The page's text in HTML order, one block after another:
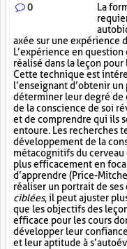
0 La
axée sur une expérience
L’expérience en
réalisé dans la leçon
Cette technique est
l’enseignant d’obtenir
déterminer leur degré de
de la conscience de soi
et de comprendre qui ils
entoure. Les recherches
développement de la
métacognitifs du cerveau
plus efficacement en
d’apprendre (Price-
réaliser un portrait de ses
ciblées, il peut ajuster
que les objectifs des
efficace pour les cours
développer leur
et leur aptitude à